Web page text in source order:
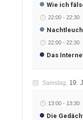
Wie ich
22:00- 22:30
22:00- 22:30
Das
Samstag, 19.
13:00- 13:30
Die